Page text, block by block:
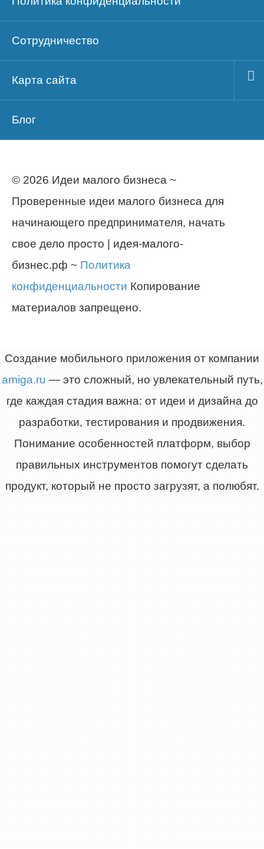
Сотрудничество
Карта сайта
Блог
© 2026 Идеи малого бизнеса ~
Проверенные идеи малого бизнеса для
начинающего предпринимателя, начать
свое дело просто | идея-малого-
бизнес.рф ~ Политика
конфиденциальности Копирование
материалов запрещено.
Создание мобильного приложения от компании
amiga.ru — это сложный, но увлекательный путь,
где каждая стадия важна: от идеи и дизайна до
разработки, тестирования и продвижения.
Понимание особенностей платформ, выбор
правильных инструментов помогут сделать
продукт, который не просто загрузят, а полюбят.